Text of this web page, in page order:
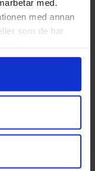
med.
med annan
som de har